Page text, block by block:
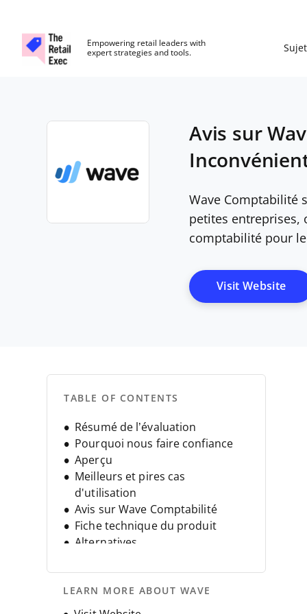
Empowering retail leaders with
expert strategies and tools.
Avis sur
Wave Comptabilité
petites entreprises,
comptabilité pour
Visit Website
TABLE OF CONTENTS
Résumé de l’évaluation
Pourquoi nous faire confiance
Aperçu
Meilleurs et pires cas
d'utilisation
Avis sur Wave Comptabilité
Fiche technique du produit
Alternatives
Historique de l’entreprise
LEARN MORE ABOUT WAVE